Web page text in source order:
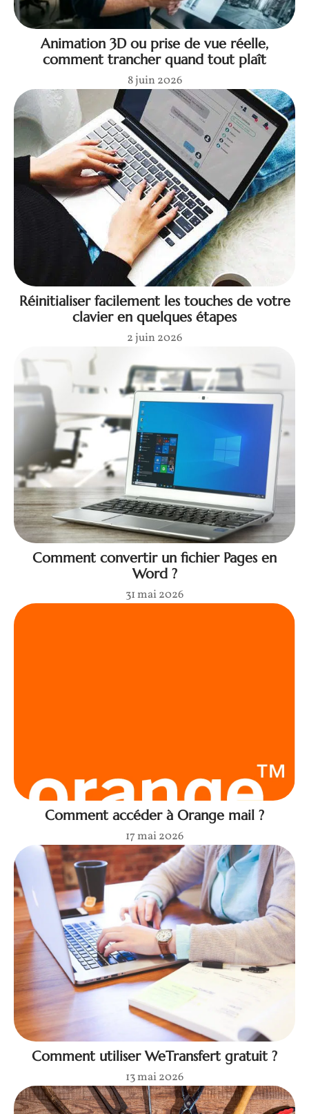
Animation 3D ou prise de vue réelle,
comment trancher quand tout plaît
8 juin 2026
Réinitialiser facilement les touches de votre
clavier en quelques étapes
2 juin 2026
Comment convertir un fichier Pages en
Word ?
31 mai 2026
Comment accéder à Orange mail ?
17 mai 2026
Comment utiliser WeTransfert gratuit ?
13 mai 2026